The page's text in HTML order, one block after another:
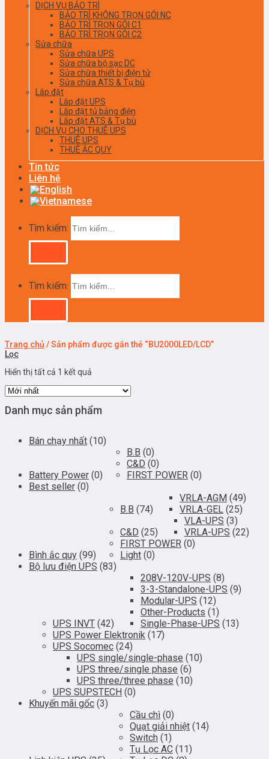
DỊCH VỤ BẢO TRÌ
BẢO TRÌ KHÔNG TRỌN GÓI NC
BẢO TRÌ TRỌN GÓI C1
BẢO TRÌ TRỌN GÓI C2
Sửa chữa
Sửa chữa UPS
Sửa chữa bộ sạc DC
Sửa chữa thiết bị điện tử
Sửa chữa ATS & Tụ bù
Lắp đặt
Lắp đặt UPS
Lắp đặt tủ bảng điện
Lắp đặt ATS & Tụ bù
DỊCH VỤ CHO THUÊ UPS
THUÊ UPS
THUÊ ẮC QUY
Tin tức
Liên hệ
Tìm kiếm:
Tìm kiếm:
Trang chủ /Sản phẩm được gắn thẻ “BU2000LED/LCD”
Lọc
Hiển thị tất cả 1 kết quả
Danh mục sản phẩm
Bán chạy nhất (10)
Battery Power (0)
B.B (0)
C&D (0)
FIRST POWER (0)
Best seller (0)
Bình ắc quy (99)
B.B (74)
VRLA-AGM (49)
VRLA-GEL (25)
C&D (25)
VLA-UPS (3)
VRLA-UPS (22)
FIRST POWER (0)
Light (0)
Bộ lưu điện UPS (83)
UPS INVT (42)
208V-120V-UPS (8)
3-3-Standalone-UPS (9)
Modular-UPS (12)
Other-Products (1)
Single-Phase-UPS (13)
UPS Power Elektronik (17)
UPS Socomec (24)
UPS single/single-phase (10)
UPS three/single phase (6)
UPS three/three phase (10)
UPS SUPSTECH (0)
Khuyến mãi gốc (3)
Cầu chì (0)
Quạt giải nhiệt (14)
Switch (1)
Tụ Lọc AC (11)